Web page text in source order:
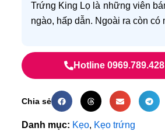
Trứng King Lọ là những viên
ngào, hấp dẫn. Ngoài ra còn có
Hotline 0969.789.428
Chia sẻ
Danh mục: Kẹo, Kẹo trứng